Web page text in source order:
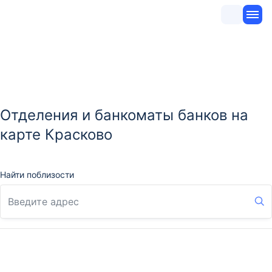
Отделения и банкоматы банков на
карте Красково
Найти поблизости